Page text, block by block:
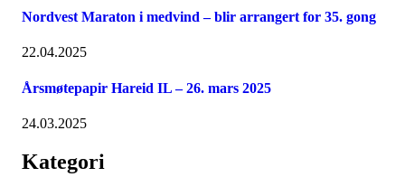
Nordvest Maraton i medvind – blir arrangert for 35. gong
22.04.2025
Årsmøtepapir Hareid IL – 26. mars 2025
24.03.2025
Kategori